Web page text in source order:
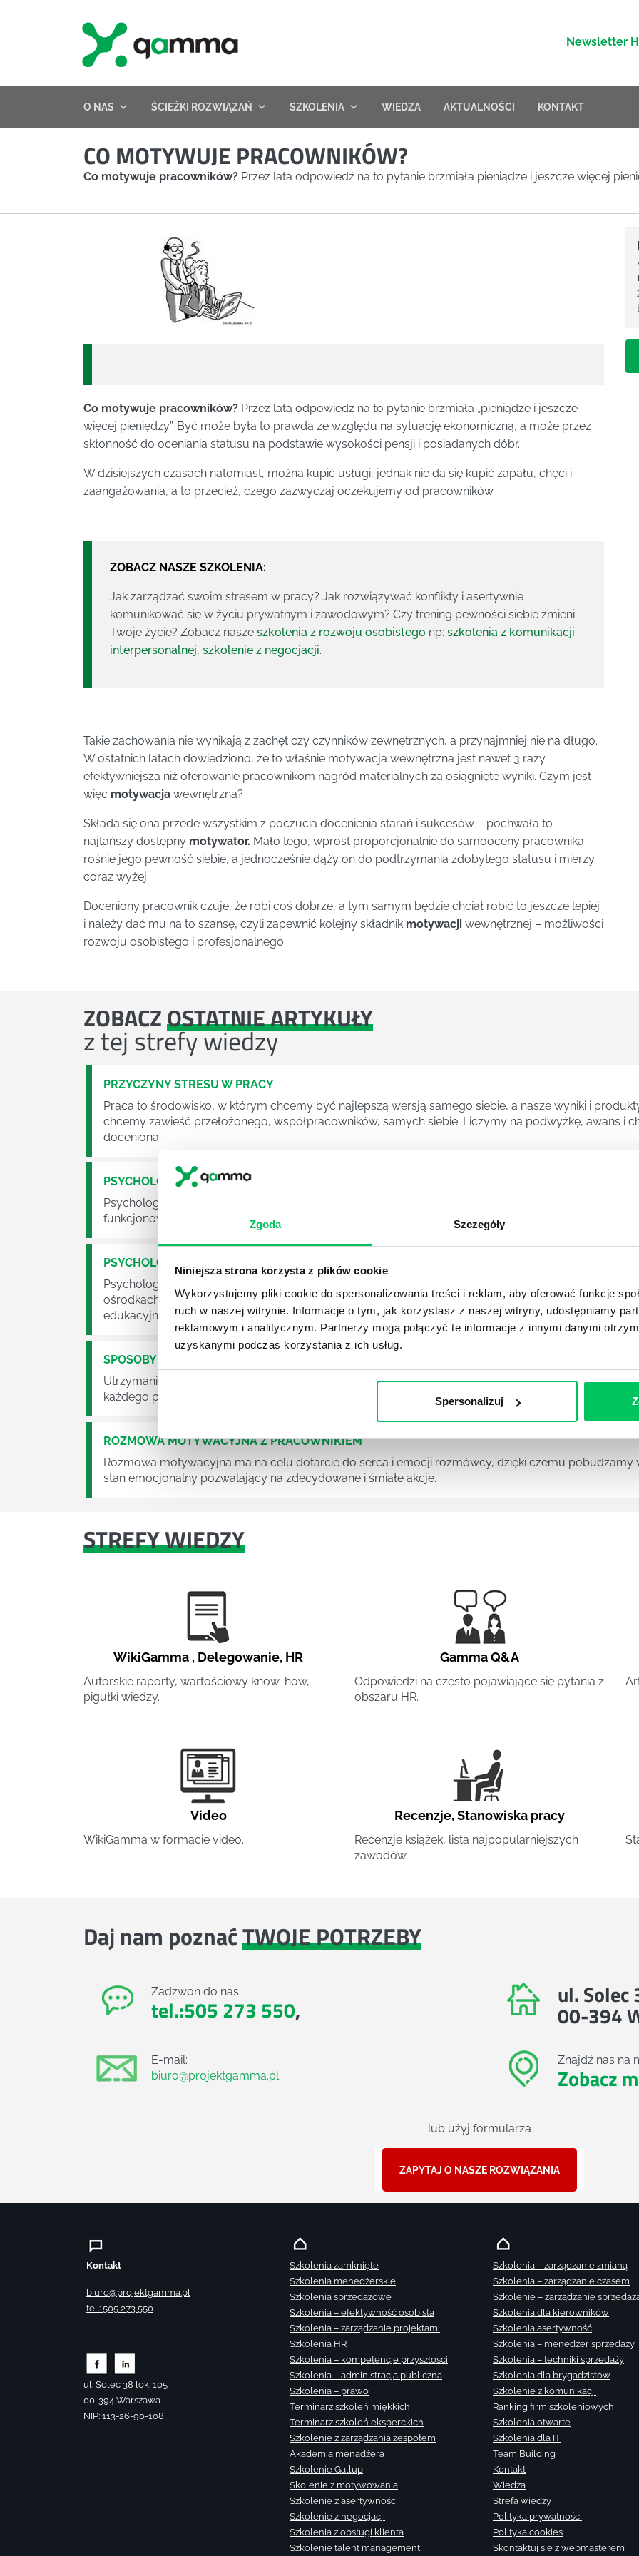
Zgoda Szczegóły
Niniejsza strona korzysta z plików cookie
Wykorzystujemy pliki cookie do spersonalizowania treści i reklam, aby oferować funkcje
ruch w naszej witrynie. Informacje o tym, jak korzystasz z naszej witryny, udostępniamy
reklamowym i analitycznym. Partnerzy mogą połączyć te informacje z innymi danymi
uzyskanymi podczas korzystania z ich usług.
Spersonalizuj
Newsletter
O NAS ŚCIEŻKI ROZWIĄZAŃ SZKOLENIA WIEDZA AKTUALNOŚCI KONTAKT
CO MOTYWUJE PRACOWNIKÓW?
Co motywuje pracowników? Przez lata odpowiedź na to pytanie brzmiała pieniądze i jeszcze więcej
Co motywuje pracowników? Przez lata odpowiedź na to pytanie brzmiała „pieniądze i jeszcze
więcej pieniędzy”. Być może była to prawda ze względu na sytuację ekonomiczną, a może przez
skłonność do oceniania statusu na podstawie wysokości pensji i posiadanych dóbr.
W dzisiejszych czasach natomiast, można kupić usługi, jednak nie da się kupić zapału, chęci i
zaangażowania, a to przecież, czego zazwyczaj oczekujemy od pracowników.
ZOBACZ NASZE SZKOLENIA:
Jak zarządzać swoim stresem w pracy? Jak rozwiązywać konflikty i asertywnie
komunikować się w życiu prywatnym i zawodowym? Czy trening pewności siebie zmieni
Twoje życie? Zobacz nasze szkolenia z rozwoju osobistego np: szkolenia z komunikacji
interpersonalnej, szkolenie z negocjacji.
Takie zachowania nie wynikają z zachęt czy czynników zewnętrznych, a przynajmniej nie na długo.
W ostatnich latach dowiedziono, że to właśnie motywacja wewnętrzna jest nawet 3 razy
efektywniejsza niż oferowanie pracownikom nagród materialnych za osiągnięte wyniki. Czym jest
więc motywacja wewnętrzna?
Składa się ona przede wszystkim z poczucia docenienia starań i sukcesów – pochwała to
najtańszy dostępny motywator. Mało tego, wprost proporcjonalnie do samooceny pracownika
rośnie jego pewność siebie, a jednocześnie dąży on do podtrzymania zdobytego statusu i mierzy
coraz wyżej.
Doceniony pracownik czuje, że robi coś dobrze, a tym samym będzie chciał robić to jeszcze lepiej
i należy dać mu na to szansę, czyli zapewnić kolejny składnik motywacji wewnętrznej – możliwości
rozwoju osobistego i profesjonalnego.
ZOBACZOSTATNIE ARTYKUŁY
z tej strefy wiedzy
PRZYCZYNY STRESU W PRACY
Praca to środowisko, w którym chcemy być najlepszą wersją samego siebie, a nasze wyniki i
chcemy zawieść przełożonego, współpracowników, samych siebie. Liczymy na podwyżkę, awans i
doceniona.
PSYCHOLOGIA I CO DALEJ
Psychologia to jeden z bardziej klasycznych kierunków studiów. Pozwala zdobyć wiedzę na temat
funkcjonowania ludzkiej psychiki, procesów decyzyjnych.
PSYCHOLOGIA W ZARZĄDZANIU PRACA
Psychologia to kierunek wbrew pozorom z ogromnymi perspektywami na przyszłość.
ośrodkach służby zdrowie czy we własnych gabinetach psychologicznych, ale również we
edukacyjnych, na warsztatach, w korporacjach przy pomocy opracowywania strategii
SPOSOBY NA MOTYWACJĘ
Utrzymanie wysokiego poziomu motywacji wśród zespołu potrafi być nie lada wyzwaniem, zalicza
każdego przełożonego i menedżera.
ROZMOWA MOTYWACYJNA Z PRACOWNIKIEM
Rozmowa motywacyjna ma na celu dotarcie do serca i emocji rozmówcy, dzięki czemu pobudzamy
stan emocjonalny pozwalający na zdecydowane i śmiałe akcje.
STREFY WIEDZY
WikiGamma , Delegowanie, HR
Autorskie raporty, wartościowy know-how,
pigułki wiedzy.
Gamma Q&A
Odpowiedzi na często pojawiające się pytania z
obszaru HR.
Video
WikiGamma w formacie video.
Recenzje,Stanowiska pracy
Recenzje książek, lista najpopularniejszych
zawodów.
Daj nam poznaćTWOJE POTRZEBY
Zadzwoń do nas:
tel.:505 273 550,
E-mail:
biuro@projektgamma.pl
ul. Solec
00-394
Znajdź nas na
Zobacz
lub użyj formularza
ZAPYTAJ O NASZE ROZWIĄZANIA
Kontakt
biuro@projektgamma.pl
tel.: 505 273 550
ul. Solec 38 lok. 105
00-394 Warszawa
NIP: 113-26-90-108
Szkolenia zamknięte
Szkolenia menedżerskie
Szkolenia sprzedażowe
Szkolenia – efektywność osobista
Szkolenia – zarządzanie projektami
Szkolenia HR
Szkolenia – kompetencje przyszłości
Szkolenia – administracja publiczna
Szkolenia – prawo
Terminarz szkoleń miękkich
Terminarz szkoleń eksperckich
Szkolenie z zarządzania zespołem
Akademia menadżera
Szkolenie Gallup
Skolenie z motywowania
Szkolenie z asertywności
Szkolenie z negocjacji
Szkolenia z obsługi klienta
Szkolenie talent management
Szkolenia – zarządzanie zmianą
Szkolenia – zarządzanie czasem
Szkolenie – zarządzanie
Szkolenia dla kierowników
Szkolenia asertywność
Szkolenia – menedżer sprzedaży
Szkolenia – techniki sprzedaży
Szkolenia dla brygadzistów
Szkolenie z komunikacji
Ranking firm szkoleniowych
Szkolenia otwarte
Szkolenia dla IT
Team Building
Kontakt
Wiedza
Strefa wiedzy
Polityka prywatności
Polityka cookies
Skontaktuj sie z webmasterem